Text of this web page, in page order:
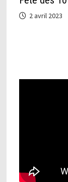
2 avril 2023